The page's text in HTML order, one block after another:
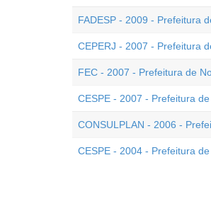
FADESP - 2009 - Prefeitura
CEPERJ - 2007 - Prefeitura
FEC - 2007 - Prefeitura de
CESPE - 2007 - Prefeitura
CONSULPLAN - 2006 -
CESPE - 2004 - Prefeitura